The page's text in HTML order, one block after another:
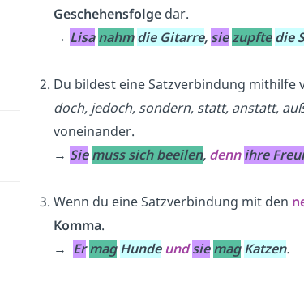
Geschehensfolge dar.
→ Lisa nahm die Gitarre, siezupfte die
Du bildest eine Satzverbindung mithilfe
doch, jedoch, sondern, statt, anstatt,
voneinander.
→ Sie muss sich beeilen, dennihre
Wenn du eine Satzverbindung mit den
Komma.
→ Er mag Hunde undsie mag Katzen.